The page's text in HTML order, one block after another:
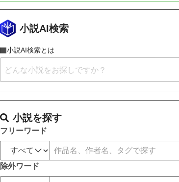
小説AI検索
小説AI検索とは
小説を探す
フリーワード
除外ワード